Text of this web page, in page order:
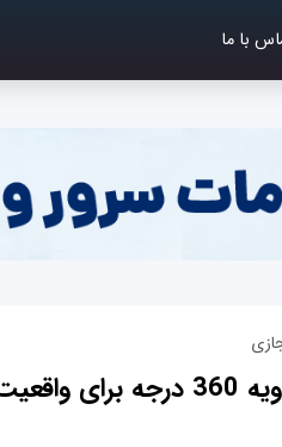
با ما